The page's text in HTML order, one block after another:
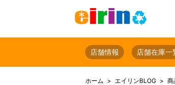
店舗情報 店舗在庫一
ホーム エイリンBLOG 商